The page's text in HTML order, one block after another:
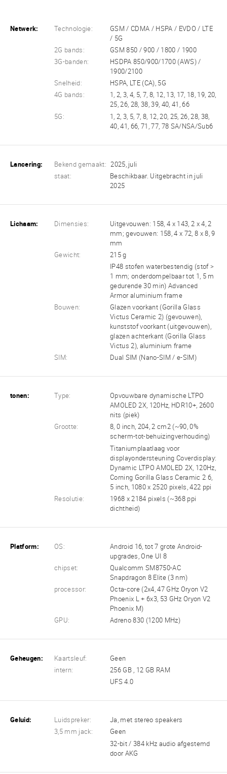
Netwerk: Technologie:
GSM / CDMA / HSPA / EVDO / LTE
/ 5G
2G bands:
GSM 850 / 900 / 1800 / 1900
3G-banden:
HSDPA 850/900/1700 (AWS) /
1900/2100
Snelheid:
HSPA, LTE (CA), 5G
4G bands:
1, 2, 3, 4, 5, 7, 8, 12, 13, 17, 18, 19, 20,
25, 26, 28, 38, 39, 40, 41, 66
5G:
1, 2, 3, 5, 7, 8, 12, 20, 25, 26, 28, 38,
40, 41, 66, 71, 77, 78 SA/NSA/Sub6
Lancering: Bekend gemaakt:
2025, juli
staat:
Beschikbaar. Uitgebracht in juli
2025
Lichaam: Dimensies:
Uitgevouwen: 158, 4 x 143, 2 x 4, 2
mm; gevouwen: 158, 4 x 72, 8 x 8, 9
mm
Gewicht:
215 g
IP48 stofen waterbestendig (stof >
1 mm; onderdompelbaar tot 1, 5 m
gedurende 30 min) Advanced
Armor aluminium frame
Bouwen:
Glazen voorkant (Gorilla Glass
Victus Ceramic 2) (gevouwen),
kunststof voorkant (uitgevouwen),
glazen achterkant (Gorilla Glass
Victus 2), aluminium frame
SIM:
Dual SIM (Nano-SIM / e-SIM)
tonen: Type:
Opvouwbare dynamische LTPO
AMOLED 2X, 120Hz, HDR10+, 2600
nits (piek)
Grootte:
8, 0 inch, 204, 2 cm2 (~90, 0%
scherm-tot-behuizingverhouding)
Titaniumplaatlaag voor
displayondersteuning Coverdisplay:
Dynamic LTPO AMOLED 2X, 120Hz,
Corning Gorilla Glass Ceramic 2 6,
5 inch, 1080 x 2520 pixels, 422 ppi
Resolutie:
1968 x 2184 pixels (~368 ppi
dichtheid)
Platform: OS:
Android 16, tot 7 grote Android-
upgrades, One UI 8
chipset:
Qualcomm SM8750-AC
Snapdragon 8 Elite (3 nm)
processor:
Octa-core (2x4, 47 GHz Oryon V2
Phoenix L + 6x3, 53 GHz Oryon V2
Phoenix M)
GPU:
Adreno 830 (1200 MHz)
Geheugen: Kaartsleuf:
Geen
intern:
256 GB , 12 GB RAM
UFS 4.0
Geluid: Luidspreker:
Ja, met stereo speakers
3,5 mm jack:
Geen
32-bit / 384 kHz audio afgestemd
door AKG